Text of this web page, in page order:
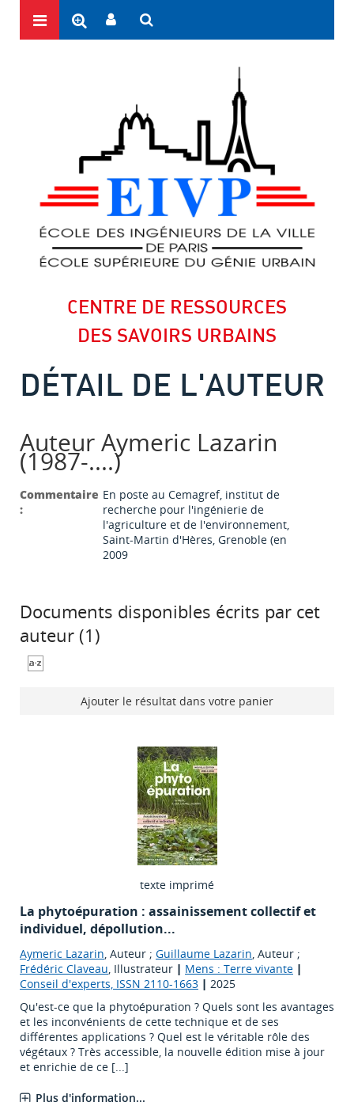
CENTRE DE RESSOURCES
DES SAVOIRS URBAINS
DÉTAIL DE L'AUTEUR
Auteur Aymeric Lazarin
(1987-....)
Commentaire
:
En poste au Cemagref, institut de
recherche pour l'ingénierie de
l'agriculture et de l'environnement,
Saint-Martin d'Hères, Grenoble (en
2009
Documents disponibles écrits par cet
auteur (1 )
Ajouter le résultat dans votre panier
texte imprimé
La phytoépuration : assainissement collectif et
individuel, dépollution...
Aymeric Lazarin, Auteur ; Guillaume Lazarin, Auteur ;
Frédéric Claveau, Illustrateur | Mens : Terre vivante |
Conseil d'experts, ISSN 2110-1663 | 2025
Qu'est-ce que la phytoépuration ? Quels sont les avantages
et les inconvénients de cette technique et de ses
différentes applications ? Quel est le véritable rôle des
végétaux ? Très accessible, la nouvelle édition mise à jour
et enrichie de ce [...]
Plus d'information...